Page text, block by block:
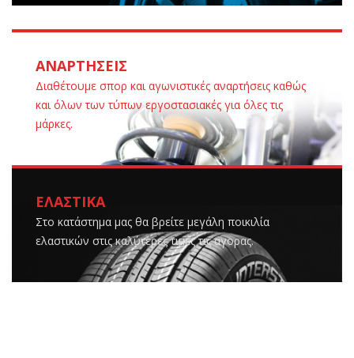
ΑΝΑΡΤΗΣΕΙΣ
Διαθέτουμε σπορ και αγωνιστικές αναρτήσεις καθώς
και όλων των τύπων εργοστασιακές για όλες τις
μάρκες.
ΕΛΑΣΤΙΚΑ
Στο κατάστημα μας θα βρείτε μεγάλη ποικιλία
ελαστικών στις καλύτερες τιμές τις αγορας.